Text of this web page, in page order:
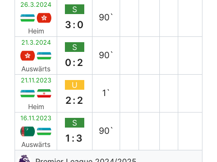
26.3.2024
Heim
S
3:0
90`
21.3.2024
Auswärts
S
0:2
90`
21.11.2023
Heim
U
2:2
1`
16.11.2023
Auswärts
S
1:3
90`